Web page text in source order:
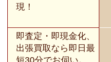
現！
即査定・即現金化、
出張買取なら即日最
短30分でお伺い。